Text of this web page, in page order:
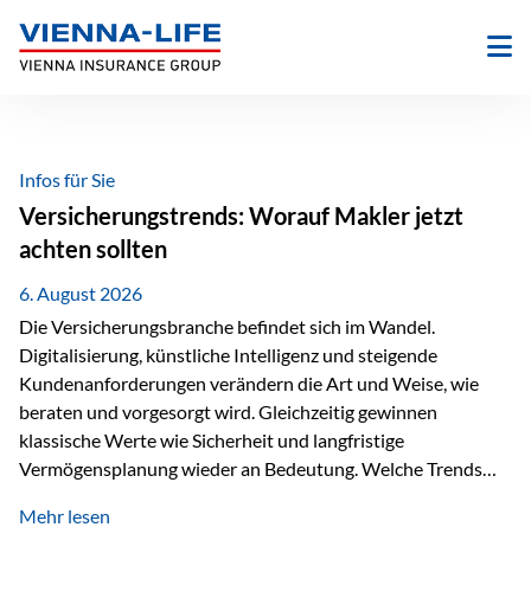
Inhalt
springen
Infos für Sie
Versicherungstrends: Worauf Makler jetzt
achten sollten
6. August 2026
Die Versicherungsbranche befindet sich im Wandel.
Digitalisierung, künstliche Intelligenz und steigende
Kundenanforderungen verändern die Art und Weise, wie
beraten und vorgesorgt wird. Gleichzeitig gewinnen
klassische Werte wie Sicherheit und langfristige
Vermögensplanung wieder an Bedeutung. Welche Trends
Blick behalten? Digitalisierung und KI verändern die
Mehr lesen